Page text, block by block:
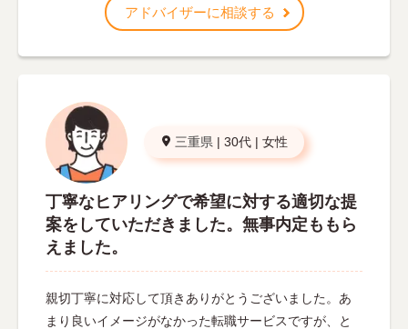
アドバイザーに相談する
三重県 | 30代 | 女性
丁寧なヒアリングで希望に対する適切な提
案をしていただきました。無事内定ももら
えました。
親切丁寧に対応して頂きありがとうございました。あ
まり良いイメージがなかった転職サービスですが、と